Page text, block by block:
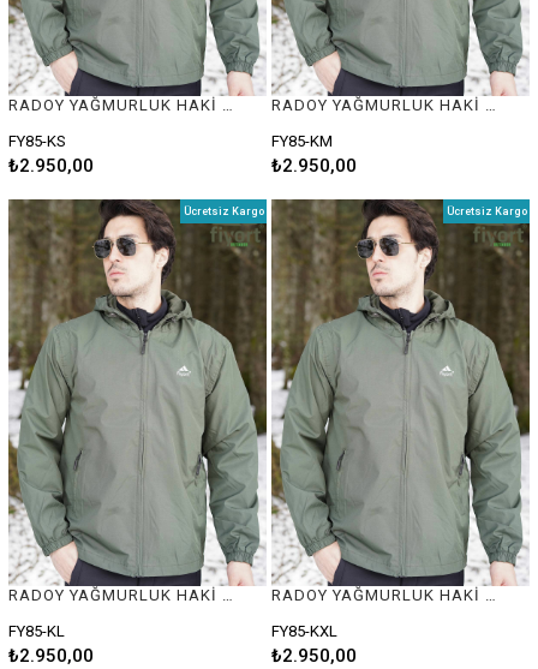
FY85-KS
₺2.950,00
FY85-KM
₺2.950,00
RADOY YAĞMURLUK HAKİ #L
FY85-KL
₺2.950,00
Ücretsiz Kargo
RADOY YAĞMURLUK HAKİ #XL
FY85-KXL
₺2.950,00
Ücretsiz Kargo